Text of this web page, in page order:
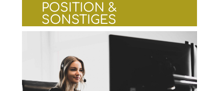
POSITION &
SONSTIGES